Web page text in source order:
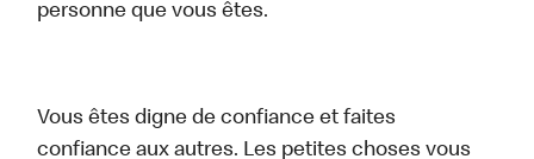
personne que vous êtes.
Vous êtes digne de confiance et faites
confiance aux autres. Les petites choses vous